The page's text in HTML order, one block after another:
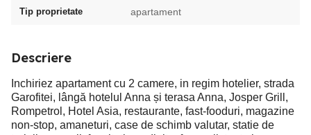
Tip proprietate apartament
Descriere
Inchiriez apartament cu 2 camere, in regim hotelier, strada
Garofitei, lângă hotelul Anna și terasa Anna, Josper Grill,
Rompetrol, Hotel Asia, restaurante, fast-fooduri, magazine
non-stop, amaneturi, case de schimb valutar, statie de